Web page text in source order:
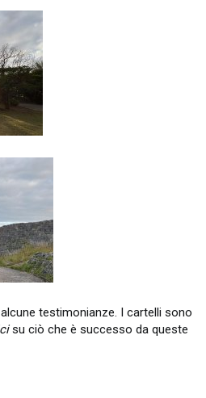
testimonianze. I cartelli sono
su ciò che è successo da queste